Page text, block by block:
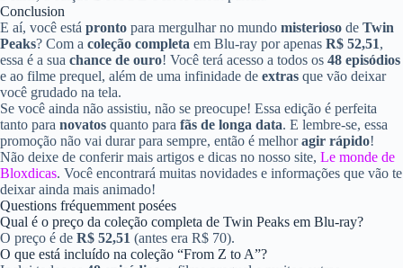
Conclusion
E aí, você está pronto para mergulhar no mundo misterioso de Twin
Peaks? Com a coleção completa em Blu-ray por apenas R$ 52,51,
essa é a sua chance de ouro! Você terá acesso a todos os 48 episódios
e ao filme prequel, além de uma infinidade de extras que vão deixar
você grudado na tela.
Se você ainda não assistiu, não se preocupe! Essa edição é perfeita
tanto para novatos quanto para fãs de longa data. E lembre-se, essa
promoção não vai durar para sempre, então é melhoragir rápido!
Não deixe de conferir mais artigos e dicas no nosso site, Le monde de
Bloxdicas. Você encontrará muitas novidades e informações que vão te
deixar ainda mais animado!
Questions fréquemment posées
Qual é o preço da coleção completa de Twin Peaks em Blu-ray?
O preço é de R$ 52,51 (antes era R$ 70).
O que está incluído na coleção “From Z to A”?